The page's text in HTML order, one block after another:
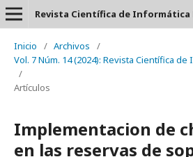
Inicio / Archivos
/
Vol. 7 Núm. 14 (2024): Revista Científica de
/
Artículos
Implementacion de
en las reservas de